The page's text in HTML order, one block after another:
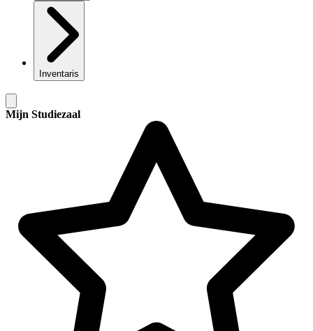
Inventaris
Mijn Studiezaal